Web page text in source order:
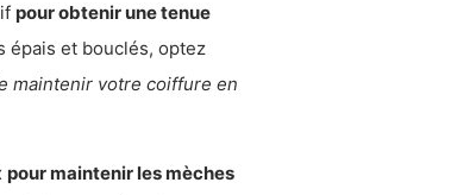
pour obtenir une tenue
épais et bouclés, optez
maintenir votre coiffure en
pour maintenir les mèches